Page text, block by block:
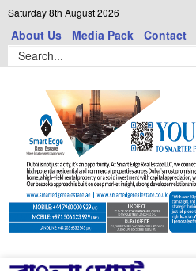
Saturday 8th August 2026
About Us Media Pack Contact